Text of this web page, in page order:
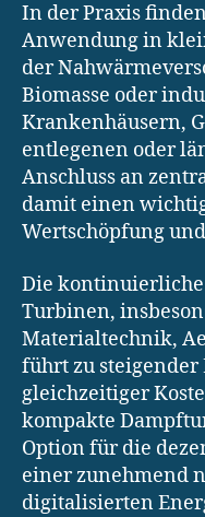
In der Praxis
Anwendung in
der
Biomasse oder
Krankenhäusern,
entlegenen oder
Anschluss an
damit einen
Wertschöpfung
Die
Turbinen,
Materialtechnik,
führt zu
gleichzeitiger
kompakte
Option für die
einer zunehmend
digitalisierten